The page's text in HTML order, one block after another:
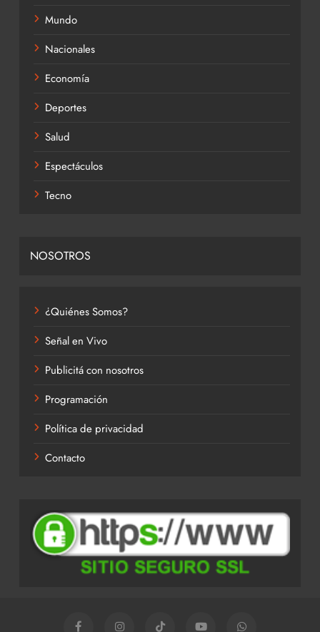
Mundo
Nacionales
Economía
Deportes
Salud
Espectáculos
Tecno
NOSOTROS
¿Quiénes Somos?
Señal en Vivo
Publicitá con nosotros
Programación
Política de privacidad
Contacto